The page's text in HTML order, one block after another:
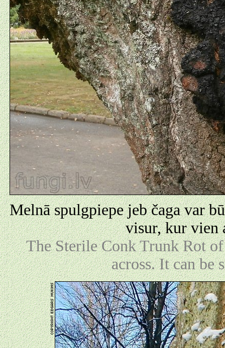
Melnā spulgpiepe jeb čaga var
visur, kur vien
The Sterile Conk Trunk Rot
across. It can be